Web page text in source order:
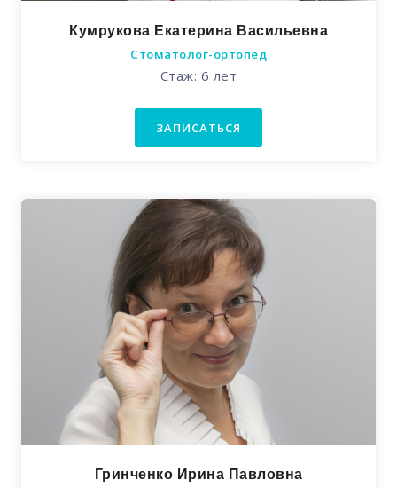
Кумрукова Екатерина Васильевна
Стоматолог-ортопед
Стаж: 6 лет
ЗАПИСАТЬСЯ
Гринченко Ирина Павловна